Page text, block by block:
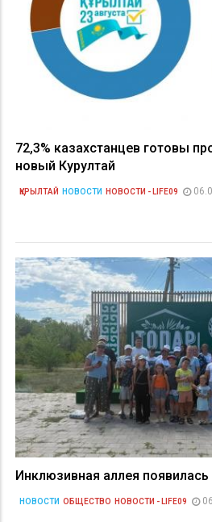
72,3% казахстанцев готовы
новый Курултай
ҚҰРЫЛТАЙ НОВОСТИ НОВОСТИ - LIFE09
Инклюзивная аллея
НОВОСТИ ОБЩЕСТВО НОВОСТИ - LIFE09